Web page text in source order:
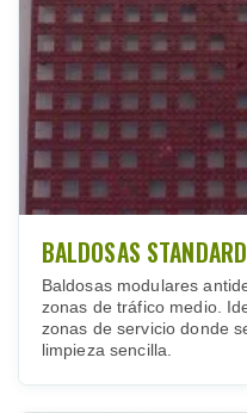
BALDOSAS STANDARD
Baldosas modulares
zonas de tráfico medio.
zonas de servicio donde
limpieza sencilla.